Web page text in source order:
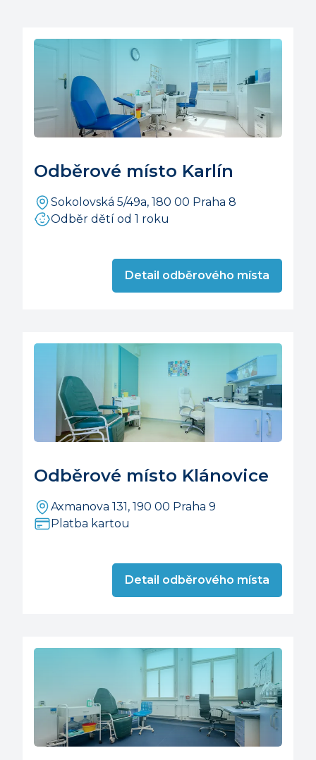
Odběrové místo Karlín
Sokolovská 5/49a, 180 00 Praha 8
Odběr dětí od 1 roku
Detail odběrového místa
Odběrové místo Klánovice
Axmanova 131, 190 00 Praha 9
Platba kartou
Detail odběrového místa